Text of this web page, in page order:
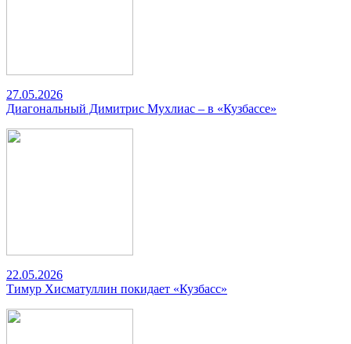
27.05.2026
Диагональный Димитрис Мухлиас – в «Кузбассе»
22.05.2026
Тимур Хисматуллин покидает «Кузбасс»